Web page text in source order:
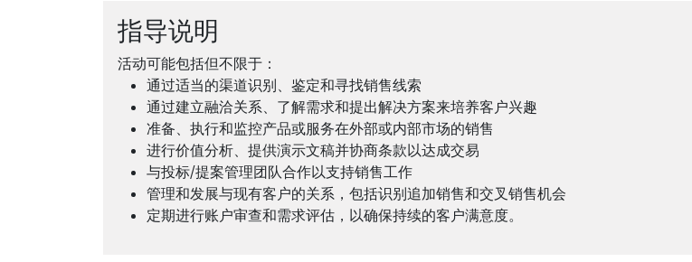
指导说明
活动可能包括但不限于：
通过适当的渠道识别、鉴定和寻找销售线索
通过建立融洽关系、了解需求和提出解决方案来培养客户兴趣
准备、执行和监控产品或服务在外部或内部市场的销售
进行价值分析、提供演示文稿并协商条款以达成交易
与投标/提案管理团队合作以支持销售工作
管理和发展与现有客户的关系，包括识别追加销售和交叉销售机会
定期进行账户审查和需求评估，以确保持续的客户满意度。